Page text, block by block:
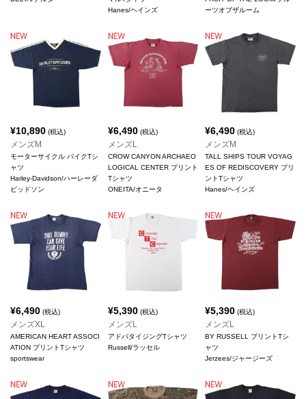
Hanes/ヘインズ
ーツオブザルーム
¥10,890 (税込)
メンズM
モーターサイクル バイクTシ
ャツ
Harley-Davidson/ハーレーダ
ビッドソン
¥6,490(税込)
メンズL
CROW CANYON ARCHAEO
LOGICAL CENTER プリント
Tシャツ
ONEITA/オニータ
¥6,490 (税込)
メンズM
TALL SHIPS TOUR VOYAG
ES OF REDISCOVERY プリ
ントTシャツ
Hanes/ヘインズ
¥6,490 (税込)
メンズXL
AMERICAN HEART ASSOCI
ATION プリントTシャツ
sportswear
¥5,390(税込)
メンズL
アドバタイジングTシャツ
Russell/ラッセル
¥5,390 (税込)
メンズL
BY RUSSELL プリントTシ
ャツ
Jerzees/ジャージーズ